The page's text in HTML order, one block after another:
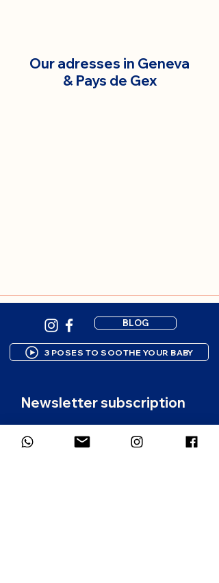
Our adresses in Geneva
& Pays de Gex
BLOG
3 POSES TO SOOTHE YOUR BABY
Newsletter subscription
Gentle resources to support your
parenting journey. 1-2 emails per